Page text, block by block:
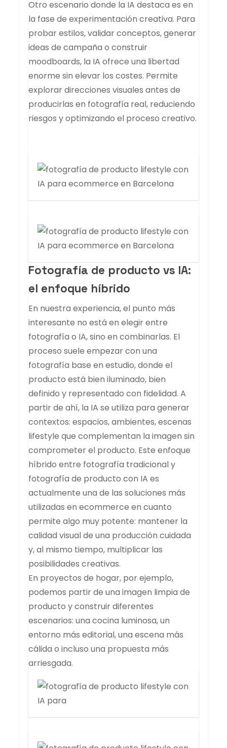
Otro escenario donde la IA destaca es en
la fase de experimentación creativa. Para
probar estilos, validar conceptos, generar
ideas de campaña o construir
moodboards, la IA ofrece una libertad
enorme sin elevar los costes. Permite
explorar direcciones visuales antes de
producirlas en fotografía real, reduciendo
riesgos y optimizando el proceso creativo.
Fotografía de producto vs IA:
el enfoque híbrido
En nuestra experiencia, el punto más
interesante no está en elegir entre
fotografía o IA, sino en combinarlas. El
proceso suele empezar con una
fotografía base en estudio, donde el
producto está bien iluminado, bien
definido y representado con fidelidad. A
partir de ahí, la IA se utiliza para generar
contextos: espacios, ambientes, escenas
lifestyle que complementan la imagen sin
comprometer el producto. Este enfoque
híbrido entre fotografía tradicional y
fotografía de producto con IA es
actualmente una de las soluciones más
utilizadas en ecommerce en cuanto
permite algo muy potente: mantener la
calidad visual de una producción cuidada
y, al mismo tiempo, multiplicar las
posibilidades creativas.
En proyectos de hogar, por ejemplo,
podemos partir de una imagen limpia de
producto y construir diferentes
escenarios: una cocina luminosa, un
entorno más editorial, una escena más
cálida o incluso una propuesta más
arriesgada.